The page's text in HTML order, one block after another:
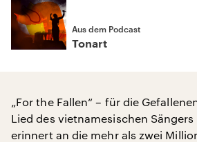
Aus dem Podcast
Tonart
„For the Fallen“ – für die
Lied des vietnamesischen Sängers
erinnert an die mehr als zwei